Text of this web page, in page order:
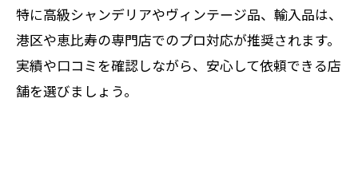
特に高級シャンデリアやヴィンテージ品、輸入品は、
港区や恵比寿の専門店でのプロ対応が推奨されます。
実績や口コミを確認しながら、安心して依頼できる店
舗を選びましょう。